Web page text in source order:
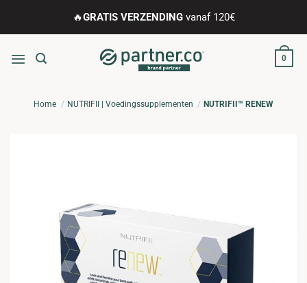
🔥GRATIS VERZENDINGvanaf 120€
0
Home NUTRIFII | Voedingssupplementen NUTRIFII™ RENEW